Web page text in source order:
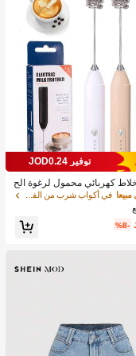
توفير JOD0.24
خلاط كهربائي محمول لرغوة الح
الحليب القابلة للشحن - شحن
USB، 3 سرعات، خلاط حليب كهربائي ص
للقهوة/اللاتيه/الكابتشينو/الش
البيض
في أكواب شرب من الفولاذ المقاوم للصدأ جهاز رغوة ال
%8-